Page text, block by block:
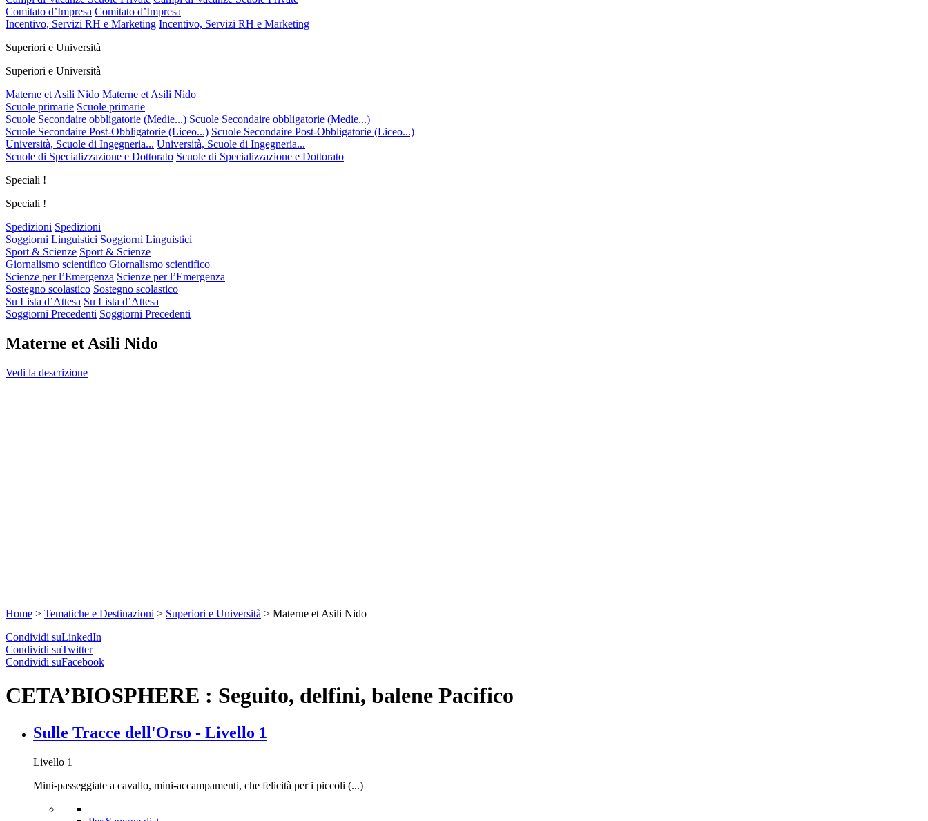
Comitato d’Impresa Comitato d’Impresa
Incentivo, Servizi RH e Marketing Incentivo, Servizi RH e Marketing
Superiori e Università
Superiori e Università
Materne et Asili Nido Materne et Asili Nido
Scuole primarie Scuole primarie
Scuole Secondaire obbligatorie (Medie...) Scuole Secondaire obbligatorie (Medie...)
Scuole Secondaire Post-Obbligatorie (Liceo...) Scuole Secondaire Post-Obbligatorie (Liceo...)
Università, Scuole di Ingegneria... Università, Scuole di Ingegneria...
Scuole di Specializzazione e Dottorato Scuole di Specializzazione e Dottorato
Speciali !
Speciali !
Spedizioni Spedizioni
Soggiorni Linguistici Soggiorni Linguistici
Sport & Scienze Sport & Scienze
Giornalismo scientifico Giornalismo scientifico
Scienze per l’Emergenza Scienze per l’Emergenza
Sostegno scolastico Sostegno scolastico
Su Lista d’Attesa Su Lista d’Attesa
Soggiorni Precedenti Soggiorni Precedenti
Materne et Asili Nido
Vedi la descrizione
Home > Tematiche e Destinazioni > Superiori e Università > Materne et Asili Nido
Condividi suLinkedIn
Condividi suTwitter
Condividi suFacebook
CETA’BIOSPHERE : Seguito, delfini, balene Pacifico
Sulle Tracce dell'Orso - Livello 1
Livello 1
Mini-passeggiate a cavallo, mini-accampamenti, che felicità per i piccoli (...)